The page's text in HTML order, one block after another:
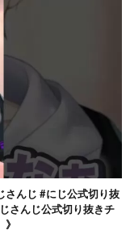
さんじ #にじ公式切り抜
さんじ公式切り抜きチ